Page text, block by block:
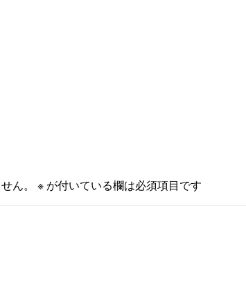
ん。 ※ が付いている欄は必須項目です